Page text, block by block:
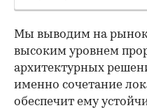
Мы выводим на рынок
высоким уровнем
архитектурных
именно сочетание
обеспечит ему